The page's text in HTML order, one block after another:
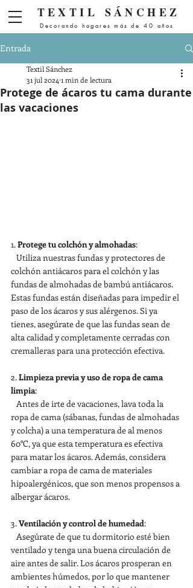
TEXTIL SÁNCHEZ
Decorando hogares más de 40 años
Entrada
Protege de ácaros tu cama durante
las vacaciones
Textil Sánchez
31 jul 2024 1 min de lectura
1. Protege tu colchón y almohadas:
Utiliza nuestras fundas y protectores de
colchón antiácaros para el colchón y las
fundas de almohadas de bambú antiácaros.
Estas fundas están diseñadas para impedir el
paso de los ácaros y sus alérgenos. Si ya
tienes, asegúrate de que las fundas sean de
alta calidad y completamente cerradas con
cremalleras para una protección efectiva.
2. Limpieza previa y uso de ropa de cama
limpia:
Antes de irte de vacaciones, lava toda la
ropa de cama (sábanas, fundas de almohadas
y colcha) a una temperatura de al menos
60°C, ya que esta temperatura es efectiva
para matar los ácaros. Además, considera
cambiar a ropa de cama de materiales
hipoalergénicos, que son menos propensos a
albergar ácaros.
3. Ventilación y control de humedad:
Asegúrate de que tu dormitorio esté bien
ventilado y tenga una buena circulación de
aire antes de salir. Los ácaros prosperan en
ambientes húmedos, por lo que mantener